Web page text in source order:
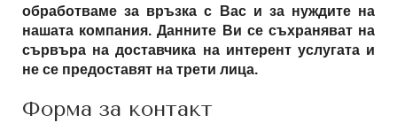
обработваме за връзка с Вас и за нуждите на
нашата компания. Данните Ви се съхраняват на
сървъра на доставчика на интерент услугата и
не се предоставят на трети лица.
Форма за контакт